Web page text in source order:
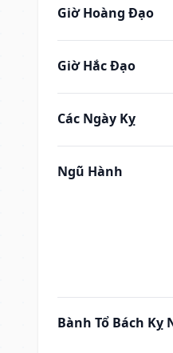
Giờ Hoàng Đạo
Giờ Hắc Đạo
Các Ngày Kỵ
Ngũ Hành
Bành Tổ Bách Kỵ